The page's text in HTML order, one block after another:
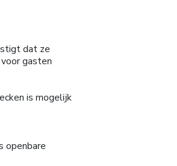
dat ze
gasten
is mogelijk
openbare